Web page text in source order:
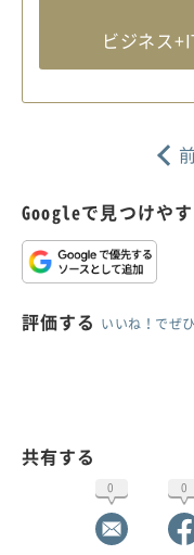
ビジネス
Googleで見つけやす
評価する いいね！でぜ
共有する
0 0